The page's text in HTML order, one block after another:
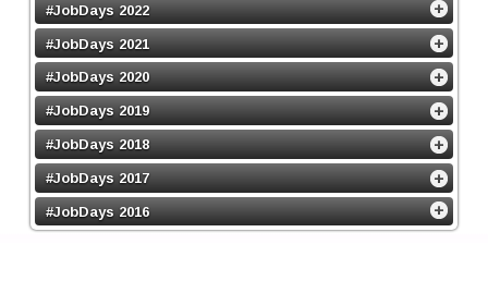
#JobDays 2022
#JobDays 2021
#JobDays 2020
#JobDays 2019
#JobDays 2018
#JobDays 2017
#JobDays 2016